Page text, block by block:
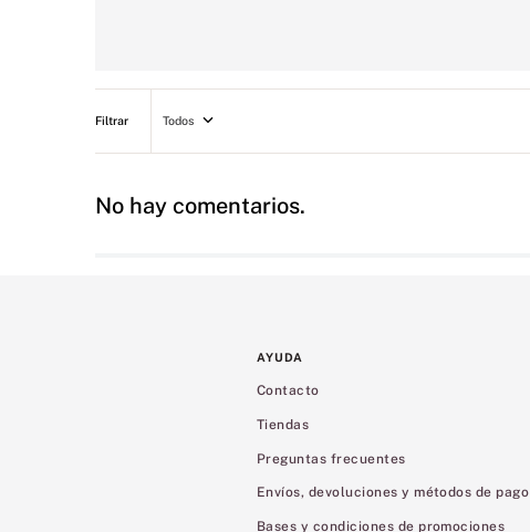
Todos
No hay comentarios.
AYUDA
Contacto
Tiendas
Preguntas frecuentes
Envíos, devoluciones y métodos de pago
Bases y condiciones de promociones